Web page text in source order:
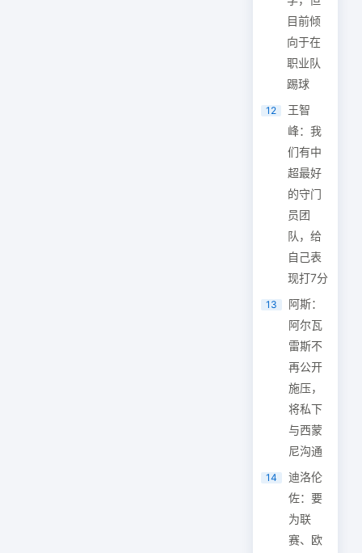
目前倾
向于在
职业队
踢球
12
王智
峰：我
们有中
超最好
的守门
员团
队，给
自己表
现打7分
13
阿斯：
阿尔瓦
雷斯不
再公开
施压，
将私下
与西蒙
尼沟通
14
迪洛伦
佐：要
为联
赛、欧